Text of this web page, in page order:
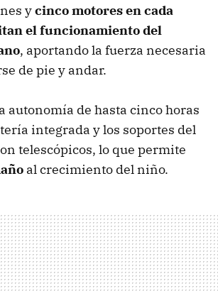
ycinco motores en cada
el funcionamiento del
, aportando la fuerza necesaria
de pie y andar.
autonomía de hasta cinco horas
integrada y los soportes del
telescópicos, lo que permite
al crecimiento del niño.